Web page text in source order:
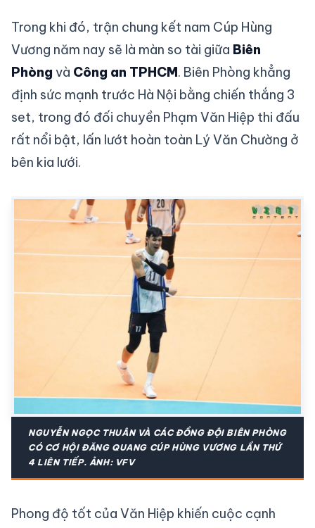
Trong khi đó, trận chung kết nam Cúp Hùng
Vương năm nay sẽ là màn so tài giữa Biên
Phòng và Công an TPHCM. Biên Phòng khẳng
định sức mạnh trước Hà Nội bằng chiến thắng 3
set, trong đó đối chuyền Phạm Văn Hiệp thi đấu
rất nổi bật, lấn lướt hoàn toàn Lý Văn Chường ở
bên kia lưới.
NGUYỄN NGỌC THUÂN VÀ CÁC ĐỒNG ĐỘI BIÊN PHÒNG
CÓ CƠ HỘI ĐĂNG QUANG CÚP HÙNG VƯƠNG LẦN THỨ
4 LIÊN TIẾP. ẢNH: VFV
Phong độ tốt của Văn Hiệp khiến cuộc cạnh